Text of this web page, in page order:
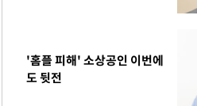
'홈플 피해' 소상공인 이번에
도 뒷전